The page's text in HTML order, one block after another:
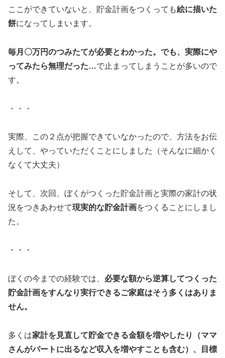
ここができていないと、貯金計画をつくっても絵に描いた
餅になってしまいます。
毎月〇万円のつみたてが必要とわかった。でも、実際にや
ってみたら無理だった…で止まってしまうことが多いので
す。
・・・
実際、この２点が把握できていなかったので、方法をお伝
えして、やっていただくことにしました（そんなに細かく
なくて大丈夫）
そして、次回、ぼくがつくった貯金計画と実際の家計の状
況をつきあわせて現実的な貯金計画をつくることにしまし
た。
・・・
ぼくの今までの経験では、 必要な額から逆算してつくった
貯金計画をすんなり実行できるご家庭はそう多くはありま
せん。
多くは家計を見直して貯金できる金額を増やしたり（ママ
さんがパートに出るなど収入を増やすことも含む）、目標